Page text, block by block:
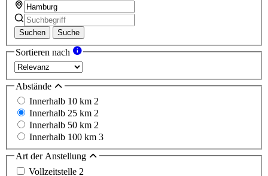
Suchen Suche
Sortieren nach
Abstände
Innerhalb 10 km 2
Innerhalb 25 km 2
Innerhalb 50 km 2
Innerhalb 100 km 3
Art der Anstellung
Vollzeitstelle 2